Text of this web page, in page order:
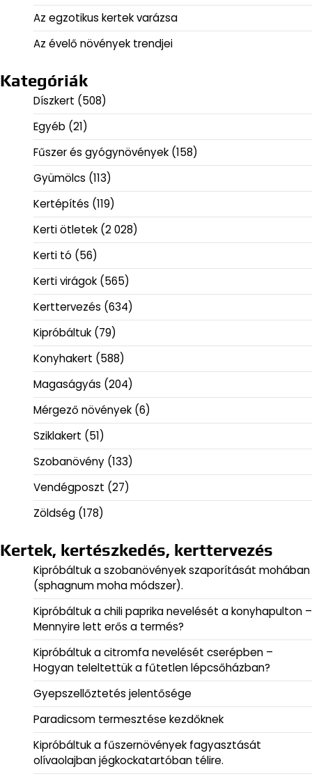
Az egzotikus kertek varázsa
Az évelő növények trendjei
Kategóriák
Díszkert (508)
Egyéb (21)
Fűszer és gyógynövények (158)
Gyümölcs (113)
Kertépítés (119)
Kerti ötletek (2 028)
Kerti tó (56)
Kerti virágok (565)
Kerttervezés (634)
Kipróbáltuk (79)
Konyhakert (588)
Magaságyás (204)
Mérgező növények (6)
Sziklakert (51)
Szobanövény (133)
Vendégposzt (27)
Zöldség (178)
Kertek, kertészkedés, kerttervezés
Kipróbáltuk a szobanövények szaporítását mohában
(sphagnum moha módszer).
Kipróbáltuk a chili paprika nevelését a konyhapulton –
Mennyire lett erős a termés?
Kipróbáltuk a citromfa nevelését cserépben –
Hogyan teleltettük a fűtetlen lépcsőházban?
Gyepszellőztetés jelentősége
Paradicsom termesztése kezdőknek
Kipróbáltuk a fűszernövények fagyasztását
olívaolajban jégkockatartóban télire.